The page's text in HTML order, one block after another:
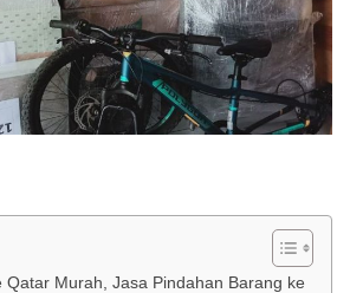
Qatar Murah, Jasa Pindahan Barang ke